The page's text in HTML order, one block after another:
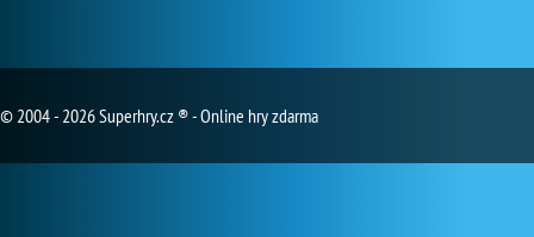
© 2004 - 2026 Superhry.cz ® - Online hry zdarma